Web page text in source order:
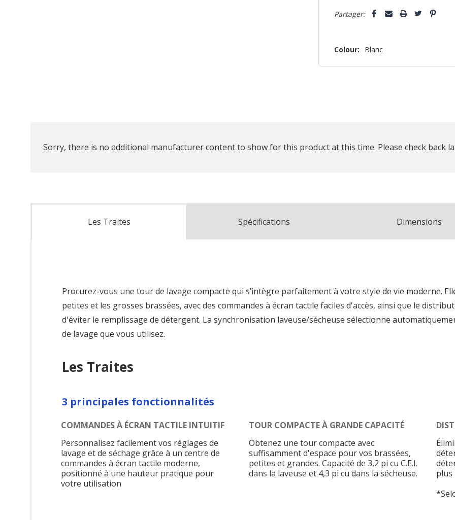
Partager:
Colour: Blanc
Sorry, there is no additional manufacturer content to show for this product at this time. Please check back
Les Traites Spécifications Dimensions
Procurez-vous une tour de lavage compacte qui s’intègre parfaitement à votre style de vie moderne.
petites et les grosses brassées, avec des commandes à écran tactile faciles d'accès, ainsi que le
d'éviter le remplissage de détergent. La synchronisation laveuse/sécheuse sélectionne
de lavage que vous utilisez.
Les Traites
3 principales fonctionnalités
COMMANDES À ÉCRAN TACTILE INTUITIF
Personnalisez facilement vos réglages de
lavage et de séchage grâce à un centre de
commandes à écran tactile moderne,
positionné à une hauteur pratique pour
votre utilisation
TOUR COMPACTE À GRANDE CAPACITÉ
Obtenez une tour compacte avec
suffisamment d'espace pour vos brassées,
petites et grandes. Capacité de 3,2 pi cu C.E.I.
dans la laveuse et 4,3 pi cu dans la sécheuse.
plus